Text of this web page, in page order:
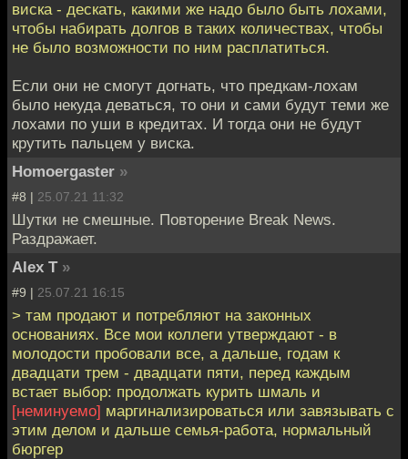
виска - дескать, какими же надо было быть лохами,
чтобы набирать долгов в таких количествах, чтобы
не было возможности по ним расплатиться.
Если они не смогут догнать, что предкам-лохам
было некуда деваться, то они и сами будут теми же
лохами по уши в кредитах. И тогда они не будут
крутить пальцем у виска.
Homoergaster »
#8 | 25.07.21 11:32
Шутки не смешные. Повторение Break News.
Раздражает.
Alex T »
#9 | 25.07.21 16:15
> там продают и потребляют на законных
основаниях. Все мои коллеги утверждают - в
молодости пробовали все, а дальше, годам к
двадцати трем - двадцати пяти, перед каждым
встает выбор: продолжать курить шмаль и
[неминуемо] маргинализироваться или завязывать с
этим делом и дальше семья-работа, нормальный
бюргер